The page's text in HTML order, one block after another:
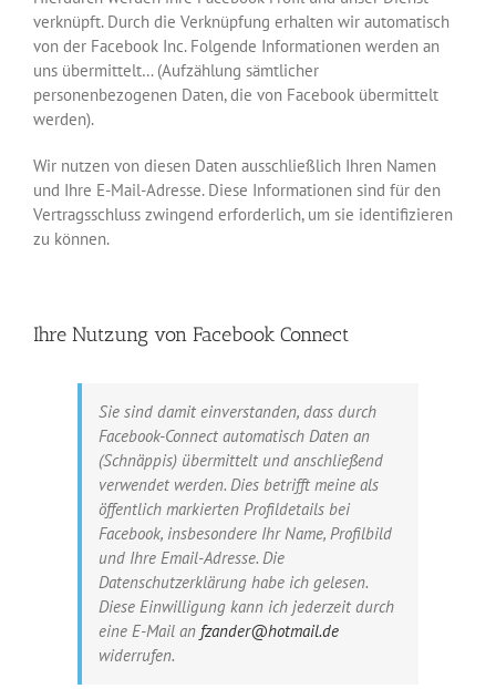
verknüpft. Durch die Verknüpfung erhalten wir automatisch
von der Facebook Inc. Folgende Informationen werden an
uns übermittelt… (Aufzählung sämtlicher
personenbezogenen Daten, die von Facebook übermittelt
werden).
Wir nutzen von diesen Daten ausschließlich Ihren Namen
und Ihre E-Mail-Adresse. Diese Informationen sind für den
Vertragsschluss zwingend erforderlich, um sie identifizieren
zu können.
Ihre Nutzung von Facebook Connect
Sie sind damit einverstanden, dass durch
Facebook-Connect automatisch Daten an
(Schnäppis) übermittelt und anschließend
verwendet werden. Dies betrifft meine als
öffentlich markierten Profildetails bei
Facebook, insbesondere Ihr Name, Profilbild
und Ihre Email-Adresse. Die
Datenschutzerklärung habe ich gelesen.
Diese Einwilligung kann ich jederzeit durch
eine E-Mail an fzander@hotmail.de
widerrufen.